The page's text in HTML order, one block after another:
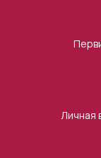
Личная